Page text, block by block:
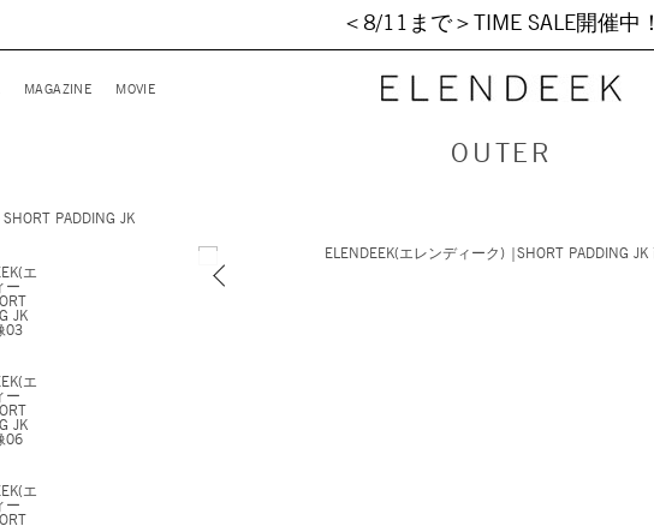
＜8/11まで＞TIME SALE開催中！
MAGAZINE MOVIE
OUTER
SHORT PADDING JK